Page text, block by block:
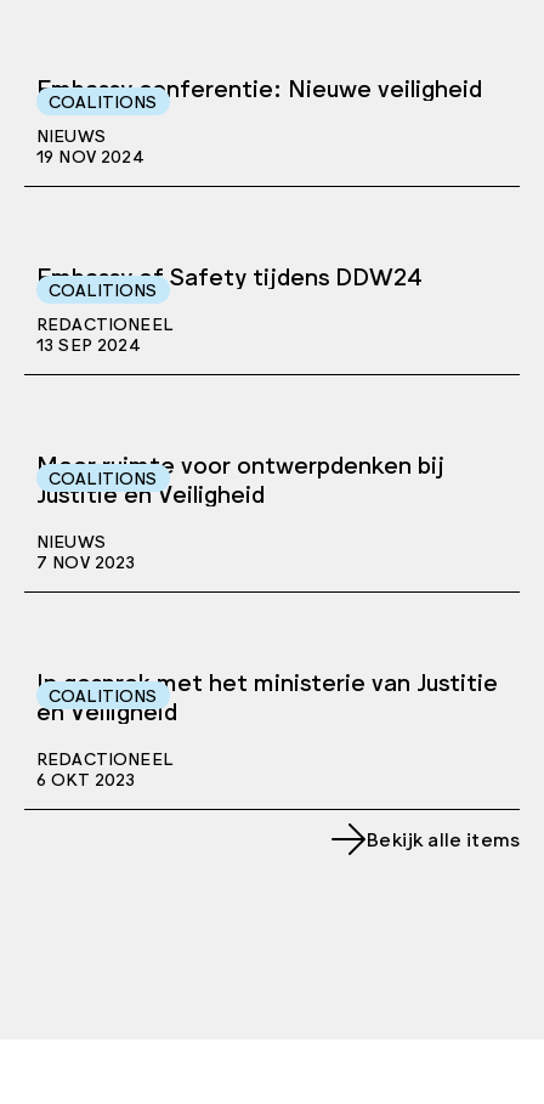
COALITIONS
Embassy conferentie: Nieuwe veiligheid
NIEUWS
19 NOV 2024
COALITIONS
Embassy of Safety tijdens DDW24
REDACTIONEEL
13 SEP 2024
COALITIONS
Meer ruimte voor ontwerpdenken bij
Justitie en Veiligheid
NIEUWS
7 NOV 2023
COALITIONS
In gesprek met het ministerie van Justitie
en Veiligheid
REDACTIONEEL
6 OKT 2023
Bekijk alle items